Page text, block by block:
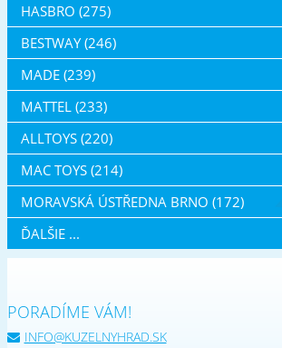
HASBRO (275)
BESTWAY (246)
MADE (239)
MATTEL (233)
ALLTOYS (220)
MAC TOYS (214)
MORAVSKÁ ÚSTŘEDNA BRNO (172)
ĎALŠIE ...
PORADÍME VÁM!
INFO@KUZELNYHRAD.SK